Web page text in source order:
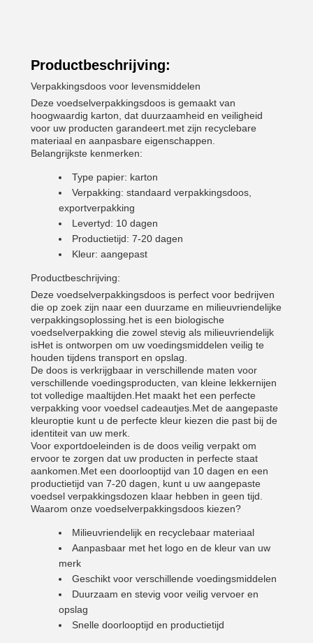
Productbeschrijving:
Verpakkingsdoos voor levensmiddelen
Deze voedselverpakkingsdoos is gemaakt van
hoogwaardig karton, dat duurzaamheid en veiligheid
voor uw producten garandeert.met zijn recyclebare
materiaal en aanpasbare eigenschappen.
Belangrijkste kenmerken:
Type papier: karton
Verpakking: standaard verpakkingsdoos,
exportverpakking
Levertyd: 10 dagen
Productietijd: 7-20 dagen
Kleur: aangepast
Productbeschrijving:
Deze voedselverpakkingsdoos is perfect voor bedrijven
die op zoek zijn naar een duurzame en milieuvriendelijke
verpakkingsoplossing.het is een biologische
voedselverpakking die zowel stevig als milieuvriendelijk
isHet is ontworpen om uw voedingsmiddelen veilig te
houden tijdens transport en opslag.
De doos is verkrijgbaar in verschillende maten voor
verschillende voedingsproducten, van kleine lekkernijen
tot volledige maaltijden.Het maakt het een perfecte
verpakking voor voedsel cadeautjes.Met de aangepaste
kleuroptie kunt u de perfecte kleur kiezen die past bij de
identiteit van uw merk.
Voor exportdoeleinden is de doos veilig verpakt om
ervoor te zorgen dat uw producten in perfecte staat
aankomen.Met een doorlooptijd van 10 dagen en een
productietijd van 7-20 dagen, kunt u uw aangepaste
voedsel verpakkingsdozen klaar hebben in geen tijd.
Waarom onze voedselverpakkingsdoos kiezen?
Milieuvriendelijk en recyclebaar materiaal
Aanpasbaar met het logo en de kleur van uw
merk
Geschikt voor verschillende voedingsmiddelen
Duurzaam en stevig voor veilig vervoer en
opslag
Snelle doorlooptijd en productietijd